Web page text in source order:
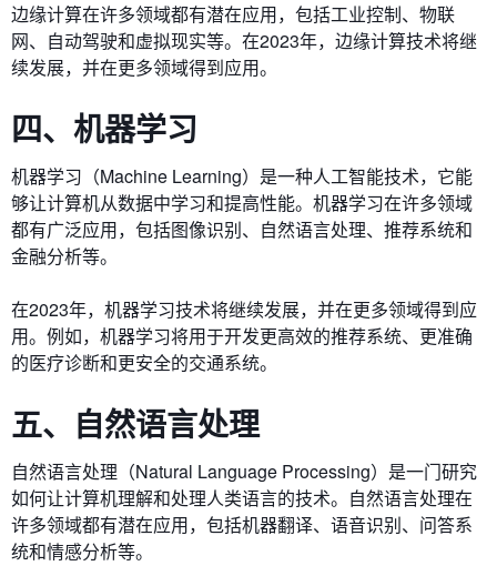
边缘计算在许多领域都有潜在应用，包括工业控制、物联
网、自动驾驶和虚拟现实等。在2023年，边缘计算技术将继
续发展，并在更多领域得到应用。
四、机器学习
机器学习（Machine Learning）是一种人工智能技术，它能
够让计算机从数据中学习和提高性能。机器学习在许多领域
都有广泛应用，包括图像识别、自然语言处理、推荐系统和
金融分析等。
在2023年，机器学习技术将继续发展，并在更多领域得到应
用。例如，机器学习将用于开发更高效的推荐系统、更准确
的医疗诊断和更安全的交通系统。
五、自然语言处理
自然语言处理（Natural Language Processing）是一门研究
如何让计算机理解和处理人类语言的技术。自然语言处理在
许多领域都有潜在应用，包括机器翻译、语音识别、问答系
统和情感分析等。